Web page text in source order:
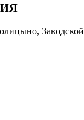
Заводской